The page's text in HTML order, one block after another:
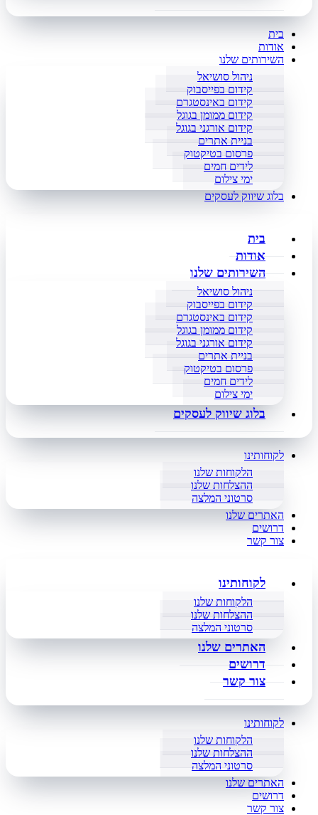
בית
אודות
השירותים שלנו
ניהול סושיאל
קידום בפייסבוק
קידום באינסטגרם
קידום ממומן בגוגל
קידום אורגני בגוגל
בניית אתרים
פרסום בטיקטוק
לידים חמים
ימי צילום
בלוג שיווק לעסקים
בית
אודות
השירותים שלנו
ניהול סושיאל
קידום בפייסבוק
קידום באינסטגרם
קידום ממומן בגוגל
קידום אורגני בגוגל
בניית אתרים
פרסום בטיקטוק
לידים חמים
ימי צילום
בלוג שיווק לעסקים
לקוחותינו
הלקוחות שלנו
ההצלחות שלנו
סרטוני המלצה
האתרים שלנו
דרושים
צור קשר
לקוחותינו
הלקוחות שלנו
ההצלחות שלנו
סרטוני המלצה
האתרים שלנו
דרושים
צור קשר
לקוחותינו
הלקוחות שלנו
ההצלחות שלנו
סרטוני המלצה
האתרים שלנו
דרושים
צור קשר